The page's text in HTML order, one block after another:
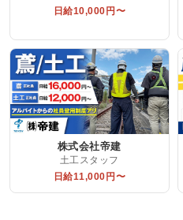
日給10,000円〜
株式会社帝建
土工スタッフ
日給11,000円〜